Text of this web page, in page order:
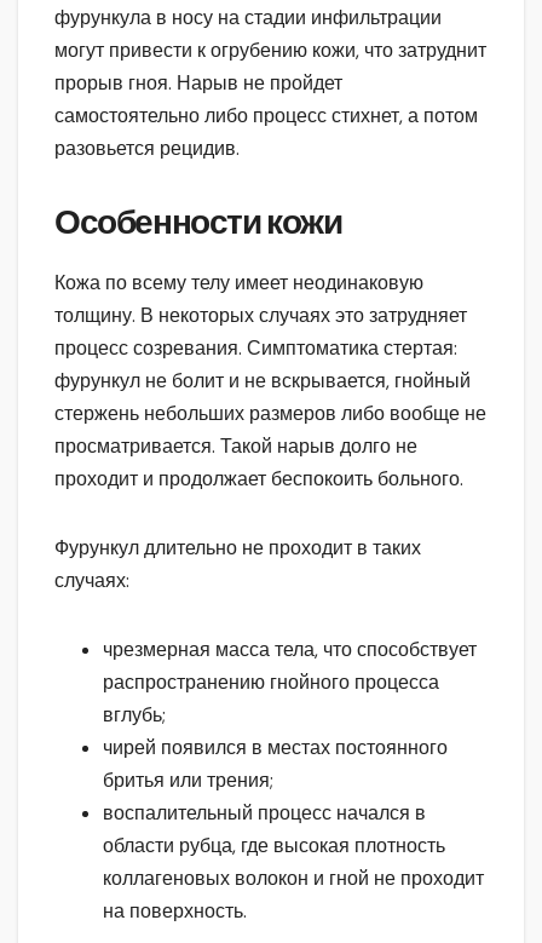
фурункула в носу на стадии инфильтрации
могут привести к огрубению кожи, что затруднит
прорыв гноя. Нарыв не пройдет
самостоятельно либо процесс стихнет, а потом
разовьется рецидив.
Особенности кожи
Кожа по всему телу имеет неодинаковую
толщину. В некоторых случаях это затрудняет
процесс созревания. Симптоматика стертая:
фурункул не болит и не вскрывается, гнойный
стержень небольших размеров либо вообще не
просматривается. Такой нарыв долго не
проходит и продолжает беспокоить больного.
Фурункул длительно не проходит в таких
случаях:
чрезмерная масса тела, что способствует
распространению гнойного процесса
вглубь;
чирей появился в местах постоянного
бритья или трения;
воспалительный процесс начался в
области рубца, где высокая плотность
коллагеновых волокон и гной не проходит
на поверхность.